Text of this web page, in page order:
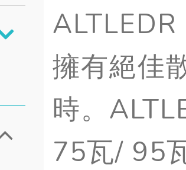
擁有絕佳
時。
75瓦/ 95